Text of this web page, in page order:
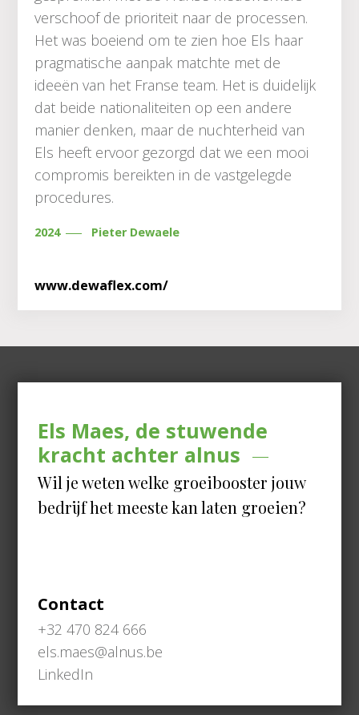
verschoof de prioriteit naar de processen.
Het was boeiend om te zien hoe Els haar
pragmatische aanpak matchte met de
ideeën van het Franse team. Het is duidelijk
dat beide nationaliteiten op een andere
manier denken, maar de nuchterheid van
Els heeft ervoor gezorgd dat we een mooi
compromis bereikten in de vastgelegde
procedures.
2024 Pieter Dewaele
www.dewaflex.com/
Els Maes, de stuwende
kracht achter alnus
Wil je weten welke groeibooster jouw
bedrijf het meeste kan laten groeien?
Contact
+32 470 824 666
els.maes@alnus.be
LinkedIn